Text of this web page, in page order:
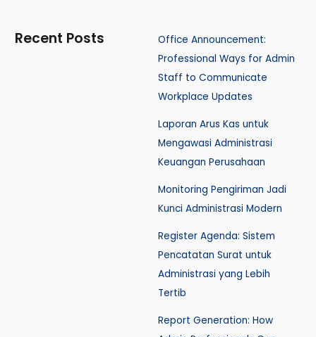
Recent Posts
Office Announcement:
Professional Ways for Admin
Staff to Communicate
Workplace Updates
Laporan Arus Kas untuk
Mengawasi Administrasi
Keuangan Perusahaan
Monitoring Pengiriman Jadi
Kunci Administrasi Modern
Register Agenda: Sistem
Pencatatan Surat untuk
Administrasi yang Lebih
Tertib
Report Generation: How